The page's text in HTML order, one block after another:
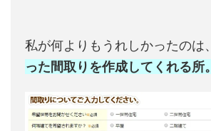
私が何よりもうれしかったのは、
った間取りを作成してくれる所。